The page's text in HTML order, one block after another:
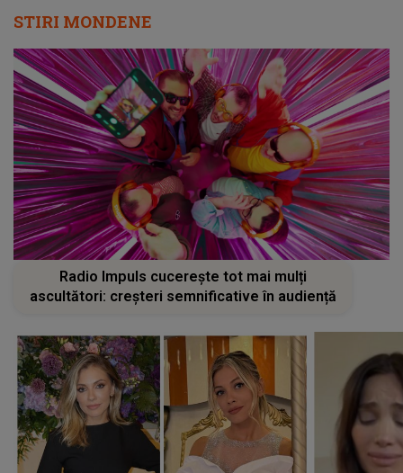
STIRI MONDENE
Radio Impuls cucerește tot mai mulți
ascultători: creșteri semnificative în audiență